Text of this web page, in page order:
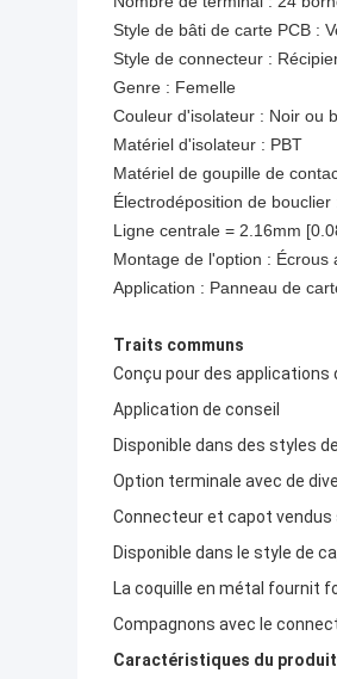
Style de bâti de carte PCB :
Style de connecteur :
Genre : Femelle
Couleur d'isolateur : Noir ou
Matériel d'isolateur : PBT
Matériel de goupille de
Électrodéposition de bouclier
Ligne centrale = 2.16mm
Montage de l'option :
Application : Panneau de
Traits communs
Conçu pour des applications
Application de conseil
Disponible dans des styles
Option terminale avec de
Connecteur et capot
Disponible dans le style de
La coquille en métal fournit
Compagnons avec le
Caractéristiques du produit